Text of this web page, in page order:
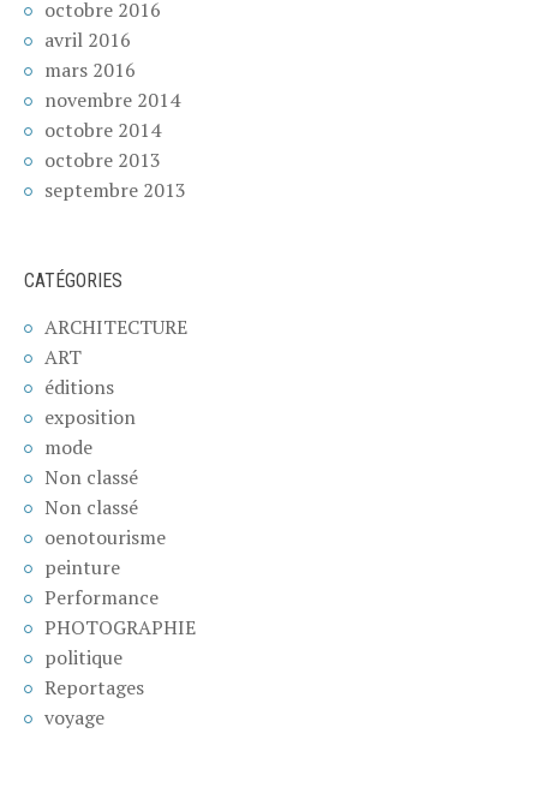
octobre 2016
avril 2016
mars 2016
novembre 2014
octobre 2014
octobre 2013
septembre 2013
CATÉGORIES
ARCHITECTURE
ART
éditions
exposition
mode
Non classé
Non classé
oenotourisme
peinture
Performance
PHOTOGRAPHIE
politique
Reportages
voyage